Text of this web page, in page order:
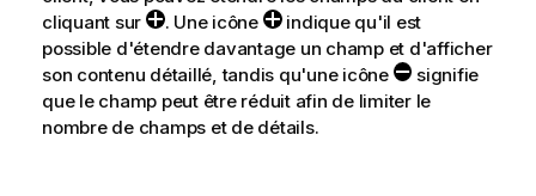
cliquant sur
. Une icône
indique qu'il est
possible d'étendre davantage un champ et d'afficher
son contenu détaillé, tandis qu'une icône
signifie
que le champ peut être réduit afin de limiter le
nombre de champs et de détails.